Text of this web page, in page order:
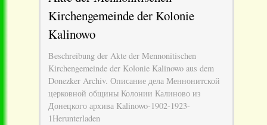
Kirchengemeinde der Kolonie
Kalinowo
Beschreibung der Akte der Mennonitischen
Kirchengemeinde der Kolonie Kalinowo aus dem
Donezker Archiv. Описание дела Меннонитской
церковной общины Колонии Калиново из
Донецкого архива Kalinowo-1902-1923-
1Herunterladen